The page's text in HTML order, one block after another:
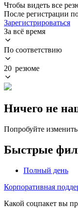
Чтобы видеть все
После регистрации
Зарегистрироваться
За всё время
По соответствию
20 резюме
Ничего не
Попробуйте
Быстрые
Полный день
Корпоративная
Какой соцпакет вы